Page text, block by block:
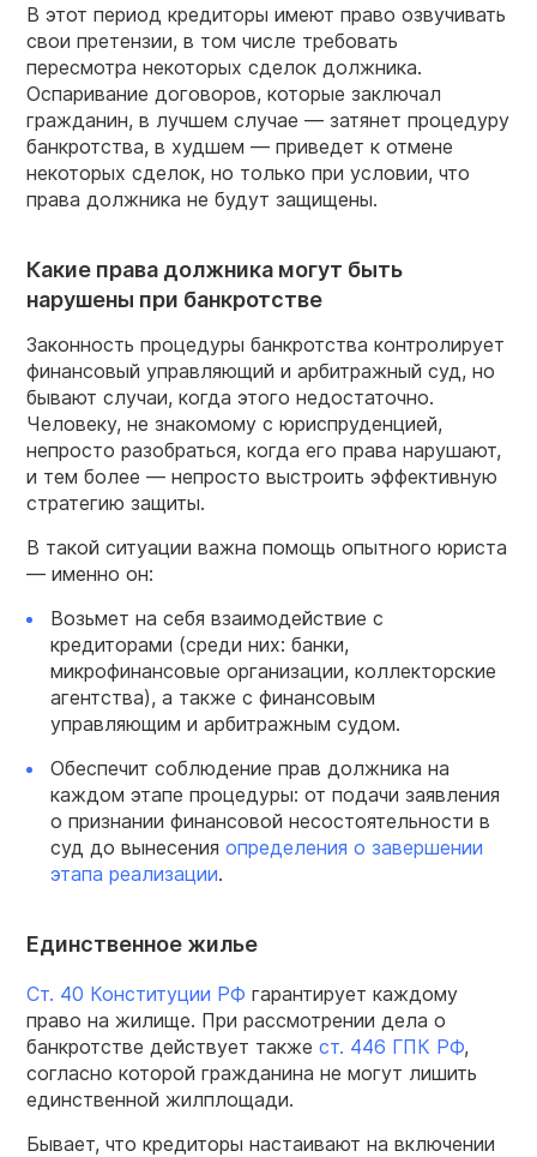
В этот период кредиторы имеют право озвучивать
свои претензии, в том числе требовать
пересмотра некоторых сделок должника.
Оспаривание договоров, которые заключал
гражданин, в лучшем случае — затянет процедуру
банкротства, в худшем — приведет к отмене
некоторых сделок, но только при условии, что
права должника не будут защищены.
Какие права должника могут быть
нарушены при банкротстве
Законность процедуры банкротства контролирует
финансовый управляющий и арбитражный суд, но
бывают случаи, когда этого недостаточно.
Человеку, не знакомому с юриспруденцией,
непросто разобраться, когда его права нарушают,
и тем более — непросто выстроить эффективную
стратегию защиты.
В такой ситуации важна помощь опытного юриста
— именно он:
Возьмет на себя взаимодействие с
кредиторами (среди них: банки,
микрофинансовые организации, коллекторские
агентства), а также с финансовым
управляющим и арбитражным судом.
Обеспечит соблюдение прав должника на
каждом этапе процедуры: от подачи заявления
о признании финансовой несостоятельности в
суд до вынесения определения о завершении
этапа реализации.
Единственное жилье
Ст. 40 Конституции РФ гарантирует каждому
право на жилище. При рассмотрении дела о
банкротстве действует также ст. 446 ГПК РФ,
согласно которой гражданина не могут лишить
единственной жилплощади.
Бывает, что кредиторы настаивают на включении